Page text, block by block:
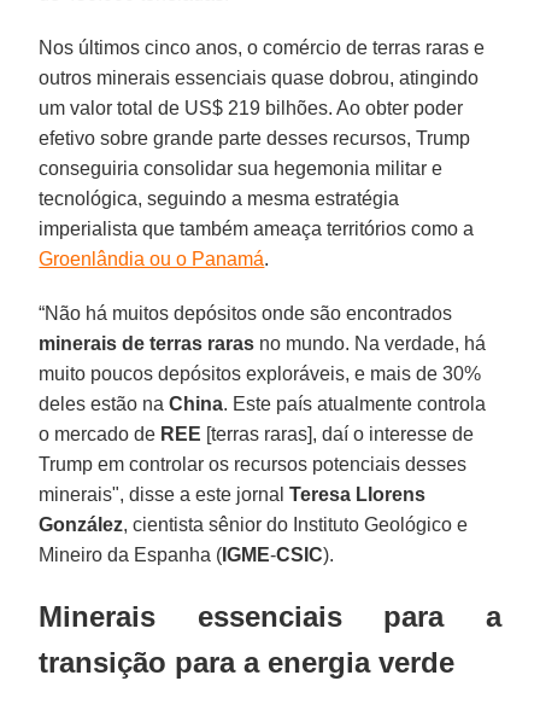
Nos últimos cinco anos, o comércio de terras raras e
outros minerais essenciais quase dobrou, atingindo
um valor total de US$ 219 bilhões. Ao obter poder
efetivo sobre grande parte desses recursos, Trump
conseguiria consolidar sua hegemonia militar e
tecnológica, seguindo a mesma estratégia
imperialista que também ameaça territórios como a
Groenlândia ou o Panamá.
“Não há muitos depósitos onde são encontrados
minerais de terras raras no mundo. Na verdade, há
muito poucos depósitos exploráveis, e mais de 30%
deles estão naChina. Este país atualmente controla
o mercado de REE [terras raras], daí o interesse de
Trump em controlar os recursos potenciais desses
minerais", disse a este jornalTeresa Llorens
González, cientista sênior do Instituto Geológico e
Mineiro da Espanha ( IGME-CSIC).
Minerais essenciais para a
transição para a energia verde